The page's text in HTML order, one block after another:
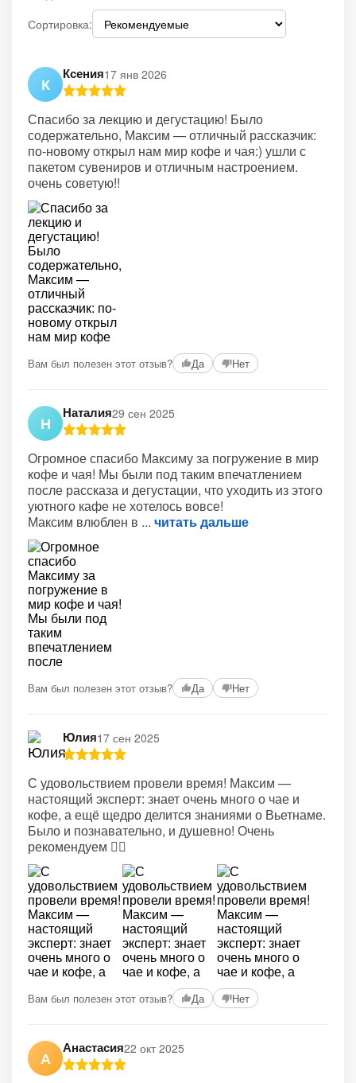
Сортировка:
К
Ксения17 янв 2026
Спасибо за лекцию и дегустацию! Было
содержательно, Максим — отличный рассказчик:
по-новому открыл нам мир кофе и чая:) ушли с
пакетом сувениров и отличным настроением.
очень советую!!
Вам был полезен этот отзыв? Да Нет
Н
Наталия29 сен 2025
Огромное спасибо Максиму за погружение в мир
кофе и чая! Мы были под таким впечатлением
после рассказа и дегустации, что уходить из этого
уютного кафе не хотелось вовсе!
Максим влюблен в
читать дальше
Вам был полезен этот отзыв? Да Нет
Юлия17 сен 2025
С удовольствием провели время! Максим —
настоящий эксперт: знает очень много о чае и
кофе, а ещё щедро делится знаниями о Вьетнаме.
Было и познавательно, и душевно! Очень
рекомендуем 👍🏼
Вам был полезен этот отзыв? Да Нет
А
Анастасия22 окт 2025